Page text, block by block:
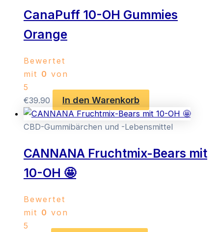
CanaPuff 10-OH Gummies
Orange
Bewertet
mit 0 von
5
€39.90 In den Warenkorb
CBD-Gummibärchen und -Lebensmittel
CANNANA Fruchtmix-Bears mit
10-OH 🤩
Bewertet
mit 0 von
5